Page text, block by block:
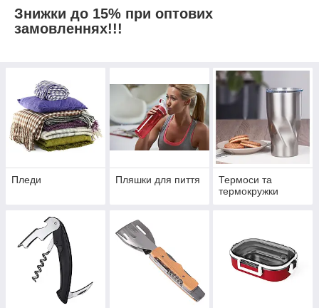
Знижки до 15% при оптових
замовленнях!!!
Пледи Пляшки для пиття
Термоси та
термокружки